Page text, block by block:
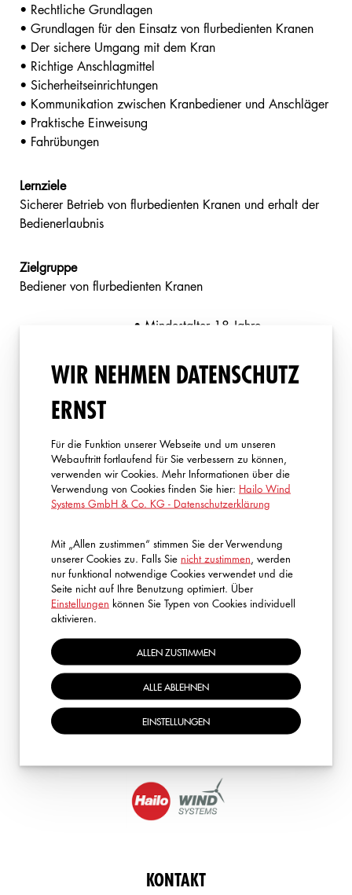
• Rechtliche Grundlagen
• Grundlagen für den Einsatz von flurbedienten Kranen
• Der sichere Umgang mit dem Kran
• Richtige Anschlagmittel
• Sicherheitseinrichtungen
• Kommunikation zwischen Kranbediener und Anschläger
• Praktische Einweisung
• Fahrübungen
Lernziele
Sicherer Betrieb von flurbedienten Kranen und erhalt der
Bedienerlaubnis
Zielgruppe
Bediener von flurbedienten Kranen
an die
Teilnehmer
• Mindestalter 18 Jahre
Krane
• Arbeitskleidung und
Dauer 1 Tag
Teilnehmerzahl Max. 10 pro Gruppe
Schulungsort
Safety And Rescue Academy
35708 Haiger
oder vor Ort (Inhouse)
Gültigkeit des
Zertifikates
Unbegrenzt. Wir empfehlen eine
ZURÜCK ZUR ÜBERSICHT
KONTAKT
WIR NEHMEN DATENSCHUTZ
ERNST
Für die Funktion unserer Webseite und um unseren
Webauftritt fortlaufend für Sie verbessern zu können,
verwenden wir Cookies. Mehr Informationen über die
Verwendung von Cookies finden Sie hier: Hailo Wind
Systems GmbH & Co. KG - Datenschutzerklärung
Mit „Allen zustimmen“ stimmen Sie der Verwendung
unserer Cookies zu. Falls Sie nicht zustimmen , werden
nur funktional notwendige Cookies verwendet und die
Seite nicht auf Ihre Benutzung optimiert. Über
Einstellungen können Sie Typen von Cookies individuell
aktivieren.
ALLEN ZUSTIMMEN
ALLE ABLEHNEN
EINSTELLUNGEN